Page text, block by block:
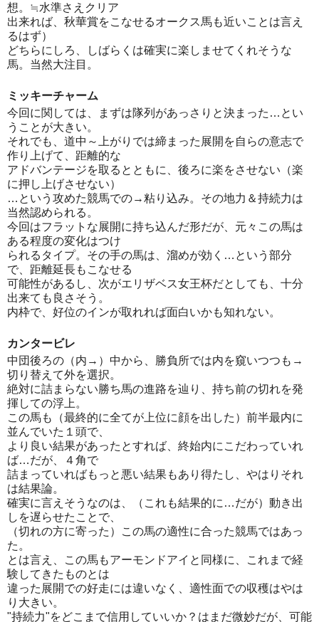
想。≒水準さえクリア
出来れば、秋華賞をこなせるオークス馬も近いことは言え
るはず）
どちらにしろ、しばらくは確実に楽しませてくれそうな
馬。当然大注目。
ミッキーチャーム
今回に関しては、まずは隊列があっさりと決まった…とい
うことが大きい。
それでも、道中～上がりでは締まった展開を自らの意志で
作り上げて、距離的な
アドバンテージを取るとともに、後ろに楽をさせない（楽
に押し上げさせない）
…という攻めた競馬での→粘り込み。その地力＆持続力は
当然認められる。
今回はフラットな展開に持ち込んだ形だが、元々この馬は
ある程度の変化はつけ
られるタイプ。その手の馬は、溜めが効く…という部分
で、距離延長もこなせる
可能性があるし、次がエリザベス女王杯だとしても、十分
出来ても良さそう。
内枠で、好位のインが取れれば面白いかも知れない。
カンタービレ
中団後ろの（内→）中から、勝負所では内を窺いつつも→
切り替えて外を選択。
絶対に詰まらない勝ち馬の進路を辿り、持ち前の切れを発
揮しての浮上。
この馬も（最終的に全てが上位に顔を出した）前半最内に
並んでいた１頭で、
より良い結果があったとすれば、終始内にこだわっていれ
ば…だが、４角で
詰まっていればもっと悪い結果もあり得たし、やはりそれ
は結果論。
確実に言えそうなのは、（これも結果的に…だが）動き出
しを遅らせたことで、
（切れの方に寄った）この馬の適性に合った競馬ではあっ
た。
とは言え、この馬もアーモンドアイと同様に、これまで経
験してきたものとは
違った展開での好走には違いなく、適性面での収穫はやは
り大きい。
"持続力"をどこまで信用していいか？はまだ微妙だが、可能